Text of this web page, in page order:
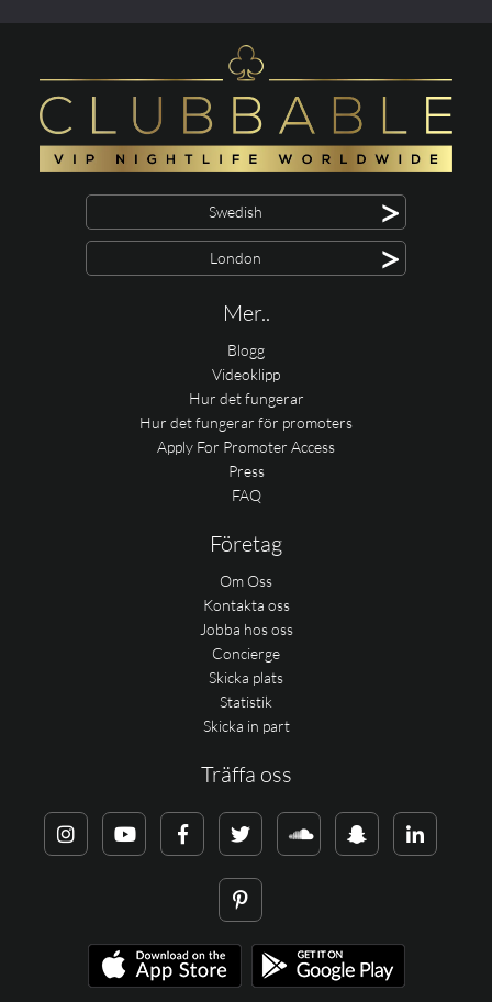
Swedish >
London >
Mer..
Blogg
Videoklipp
Hur det fungerar
Hur det fungerar för promoters
Apply For Promoter Access
Press
FAQ
Företag
Om Oss
Kontakta oss
Jobba hos oss
Concierge
Skicka plats
Statistik
Skicka in part
Träffa oss